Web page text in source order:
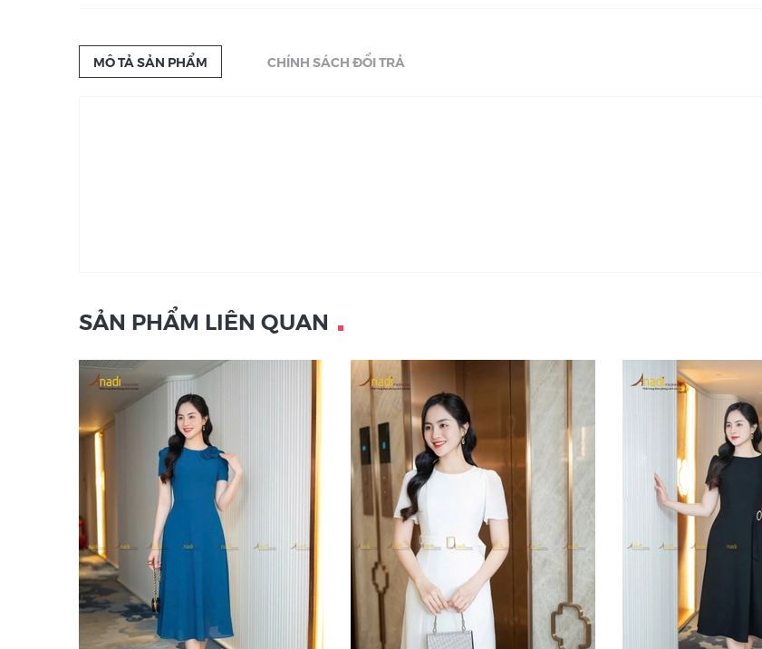
MÔ TẢ SẢN PHẨM CHÍNH SÁCH ĐỔI TRẢ
SẢN PHẨM LIÊN QUAN